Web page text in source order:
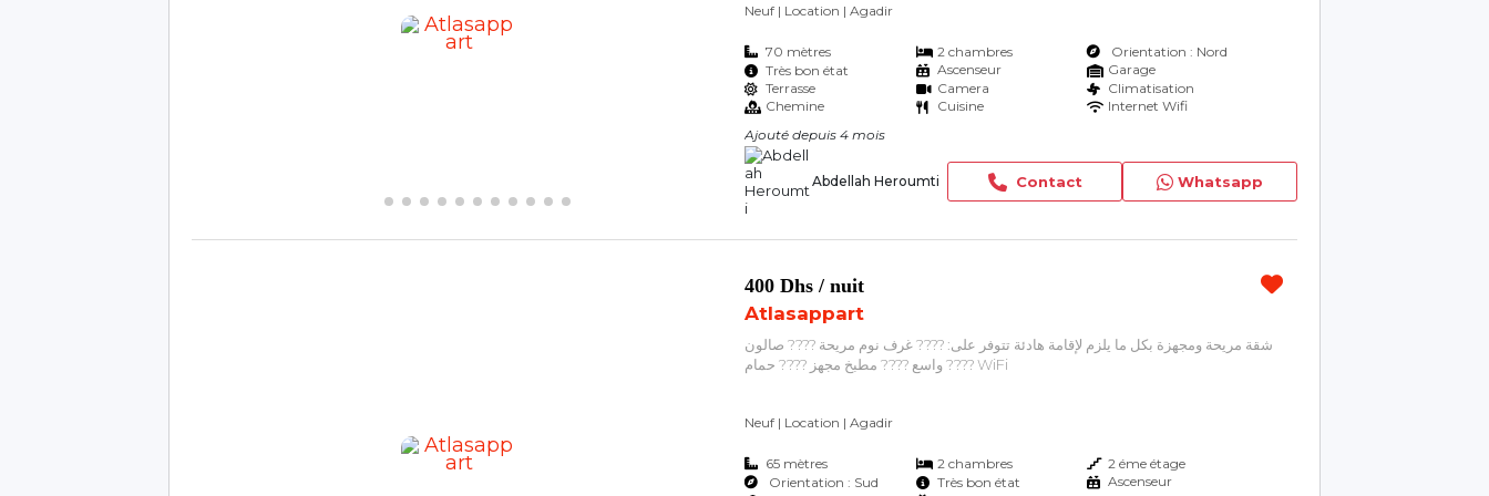
???? Idéal pour p...
Neuf | Location | Agadir
70 mètres 2 chambres
Orientation : Nord
Très bon état
Ascenseur
Garage
Terrasse
Camera
Climatisation
Chemine
Cuisine Internet Wifi
Abdellah Heroumti Contact Whatsapp
Ajouté depuis 4 mois
400 Dhs / nuit
Atlasappart
شقة مريحة ومجهزة بكل ما يلزم لإقامة هادئة تتوفر على: ???? غرف نوم مريحة ???? صالون
واسع ???? مطبخ مجهز ???? حمام ???? WiFi
Neuf | Location | Agadir
65 mètres 2 chambres
2 éme étage
Orientation : Sud
Très bon état
Ascenseur